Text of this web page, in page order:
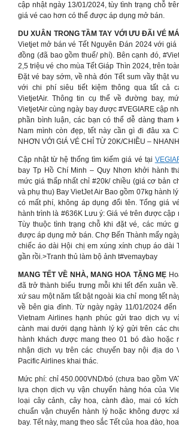
cập nhật ngày 13/01/2024, tùy tình trạng chỗ
giá vé cao hơn có thể được áp dụng mở bán.
DU XUÂN TRONG TẦM TAY VỚI ƯU ĐÃI VÉ
Vietjet mở bán vé Tết Nguyên Đán 2024 với
đồng (đã bao gồm thuế/ phí). Bên cạnh đó,
2,5 triệu vé cho mùa Tết Giáp Thìn 2024, trên
Đặt vé bay sớm, về nhà đón Tết sum vầy thật
với chi phí siêu tiết kiệm thông qua tất cả
VietjetAir. Thông tin cụ thể về đường bay,
VietjetAir cùng ngày bay được #VEGIARE cập
phần bình luận, các bạn có thể dễ dàng tham
Nam mình còn đẹp, tết này cần gì đi đâu xa
NHƠN VỚI GIÁ VÉ CHỈ TỪ 20K/CHIỀU –
Cập nhật từ hệ thống tìm kiếm giá vé tại
bay Tp Hồ Chí Minh – Quy Nhơn khởi hành
mức giá thấp nhất chỉ #20k/ chiều (giá cơ bản
và phụ thu) Bay VietJet Air Bao gồm 07kg hành
có mất phí, không áp dụng đổi tên. Tổng giá
hành trình là #636K Lưu ý: Giá vé trên được cập
Tùy thuộc tình trạng chỗ khi đặt vé, các mức
được áp dụng mở bán. Chợ Bến Thành mấy
chiếc áo dài Hội chị em xúng xính chụp áo dài
gần rồi.>Tranh thủ làm bộ ảnh t#vemaybay
MANG TẾT VỀ NHÀ, MANG HOA TẶNG MẸ
đã trở thành biểu trưng mỗi khi tết đến xuân
xứ sau một năm tất bật ngoài kia chỉ mong tết
về bên gia đình. Từ ngày ngày 11/01/2024
Vietnam Airlines hạnh phúc gửi trao dịch vụ
cành mai dưới dạng hành lý ký gửi trên các
hành khách được mang theo 01 bó đào hoặc
nhận dịch vụ trên các chuyến bay nội địa do
Pacific Airlines khai thác.
Mức phí: chỉ 450.000VND/bó (chưa bao gồm
lựa chọn dịch vụ vận chuyển hàng hóa của
loại cây cảnh, cây hoa, cành đào, mai có
chuẩn vận chuyển hành lý hoặc không được
bay. Tết này, mang theo sắc Tết của hoa đào,